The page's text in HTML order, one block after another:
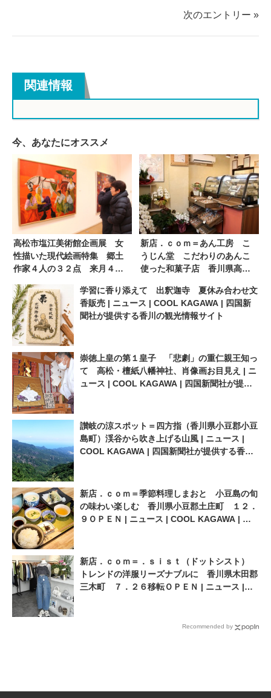
次のエントリー »
関連情報
今、あなたにオススメ
高松市塩江美術館企画展 女
性描いた現代絵画特集 郷土
作家４人の３２点 来月４日
KAGAWA | 四国新聞社が提供
する香川の観光情報サイト
新店．ｃｏｍ＝あん工房 こ
うじん堂 こだわりのあんこ
使った和菓子店 香川県高松
ス | COOL KAGAWA | 四国新
聞社が提供する香川の観光情
報サイト
学習に香り添えて 出釈迦寺 夏休み合わせ文
香販売 | ニュース | COOL KAGAWA | 四国新
聞社が提供する香川の観光情報サイト
崇徳上皇の第１皇子 「悲劇」の重仁親王知っ
て 高松・檀紙八幡神社、肖像画お目見え | ニ
ュース | COOL KAGAWA | 四国新聞社が提供
讃岐の涼スポット＝四方指（香川県小豆郡小豆
島町）渓谷から吹き上げる山風 | ニュース |
COOL KAGAWA | 四国新聞社が提供する香川
新店．ｃｏｍ＝季節料理しまおと 小豆島の旬
の味わい楽しむ 香川県小豆郡土庄町 １２．
９ＯＰＥＮ | ニュース | COOL KAGAWA | 四
新店．ｃｏｍ＝．ｓｉｓｔ（ドットシスト）
トレンドの洋服リーズナブルに 香川県木田郡
三木町 ７．２６移転ＯＰＥＮ | ニュース |
Recommended by